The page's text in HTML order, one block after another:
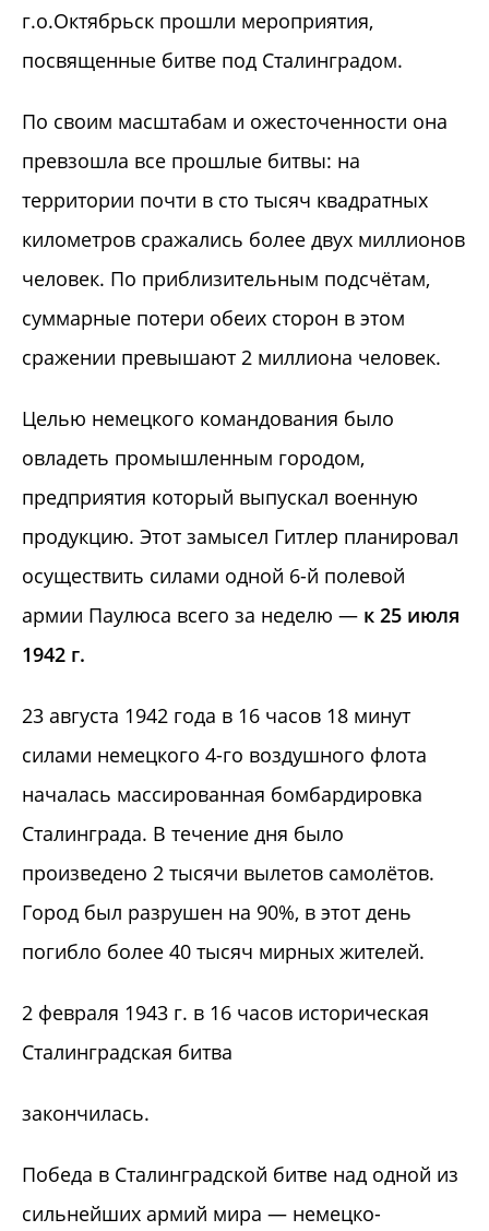
г.о.Октябрьск прошли мероприятия,
посвященные битве под Сталинградом.
По своим масштабам и ожесточенности она
превзошла все прошлые битвы: на
территории почти в сто тысяч квадратных
километров сражались более двух миллионов
человек. По приблизительным подсчётам,
суммарные потери обеих сторон в этом
сражении превышают 2 миллиона человек.
Целью немецкого командования было
овладеть промышленным городом,
предприятия который выпускал военную
продукцию. Этот замысел Гитлер планировал
осуществить силами одной 6-й полевой
армии Паулюса всего за неделю — к 25 июля
1942 г.
23 августа 1942 года в 16 часов 18 минут
силами немецкого 4-го воздушного флота
началась массированная бомбардировка
Сталинграда. В течение дня было
произведено 2 тысячи вылетов самолётов.
Город был разрушен на 90%, в этот день
погибло более 40 тысяч мирных жителей.
2 февраля 1943 г. в 16 часов историческая
Сталинградская битва
закончилась.
Победа в Сталинградской битве над одной из
сильнейших армий мира — немецко-